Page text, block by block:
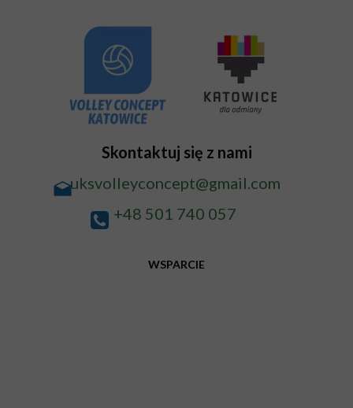
WSPARCIE
Skontaktuj się z nami
uksvolleyconcept@gmail.com
+48 501 740 057